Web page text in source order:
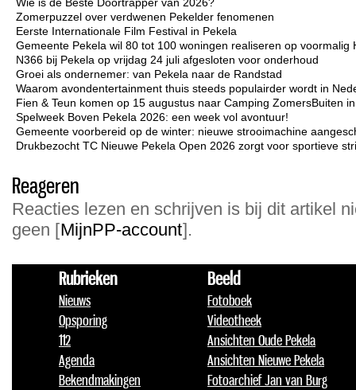
Zomerpuzzel over verdwenen Pekelder fenomenen
Eerste Internationale Film Festival in Pekela
Gemeente Pekela wil 80 tot 100 woningen realiseren op voormalig
N366 bij Pekela op vrijdag 24 juli afgesloten voor onderhoud
Groei als ondernemer: van Pekela naar de Randstad
Waarom avondentertainment thuis steeds populairder wordt in
Fien & Teun komen op 15 augustus naar Camping ZomersBuiten
Spelweek Boven Pekela 2026: een week vol avontuur!
Gemeente voorbereid op de winter: nieuwe strooimachine
Drukbezocht TC Nieuwe Pekela Open 2026 zorgt voor sportieve
Reageren
Reacties lezen en schrijven is bij dit artikel
geen [MijnPP-account].
Rubrieken
Nieuws
Opsporing
112
Agenda
Bekendmakingen
Beeld
Fotoboek
Videotheek
Ansichten Oude Pekela
Ansichten Nieuwe Pekela
Fotoarchief Jan van Burg